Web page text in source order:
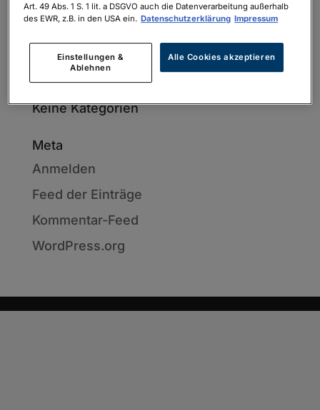
Archiv
Kategorien
Keine Kategorien
Meta
Anmelden
Feed der Einträge
Kommentar-Feed
WordPress.org
Art. 49 Abs. 1 S. 1 lit. a DSGVO auch die Datenverarbeitung außerhalb
des EWR, z.B. in den USA ein. Datenschutzerklärung Impressum
Einstellungen &
Ablehnen
Alle Cookies akzeptieren